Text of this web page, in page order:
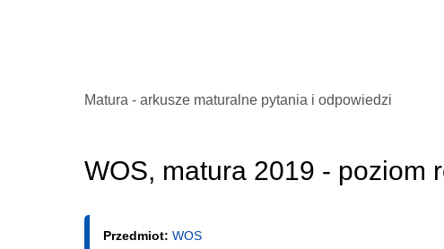
Matura - arkusze maturalne pytania i odpowiedzi
WOS, matura 2019 - poziom
Przedmiot: WOS